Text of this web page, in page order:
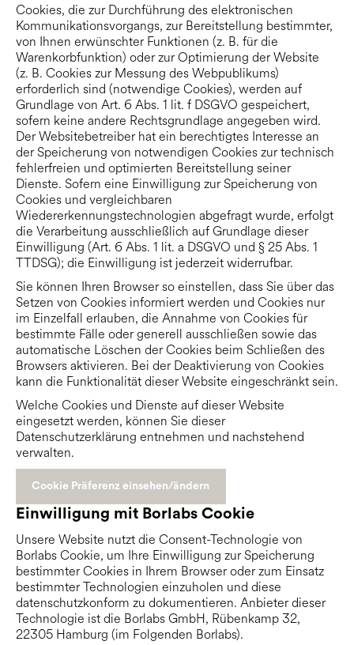
Cookies, die zur Durchführung des elektronischen
Kommunikationsvorgangs, zur Bereitstellung bestimmter,
von Ihnen erwünschter Funktionen (z. B. für die
Warenkorbfunktion) oder zur Optimierung der Website
(z. B. Cookies zur Messung des Webpublikums)
erforderlich sind (notwendige Cookies), werden auf
Grundlage von Art. 6 Abs. 1 lit. f DSGVO gespeichert,
sofern keine andere Rechtsgrundlage angegeben wird.
Der Websitebetreiber hat ein berechtigtes Interesse an
der Speicherung von notwendigen Cookies zur technisch
fehlerfreien und optimierten Bereitstellung seiner
Dienste. Sofern eine Einwilligung zur Speicherung von
Cookies und vergleichbaren
Wiedererkennungstechnologien abgefragt wurde, erfolgt
die Verarbeitung ausschließlich auf Grundlage dieser
Einwilligung (Art. 6 Abs. 1 lit. a DSGVO und § 25 Abs. 1
TTDSG); die Einwilligung ist jederzeit widerrufbar.
Sie können Ihren Browser so einstellen, dass Sie über das
Setzen von Cookies informiert werden und Cookies nur
im Einzelfall erlauben, die Annahme von Cookies für
bestimmte Fälle oder generell ausschließen sowie das
automatische Löschen der Cookies beim Schließen des
Browsers aktivieren. Bei der Deaktivierung von Cookies
kann die Funktionalität dieser Website eingeschränkt sein.
Welche Cookies und Dienste auf dieser Website
eingesetzt werden, können Sie dieser
Datenschutzerklärung entnehmen und nachstehend
verwalten.
Cookie Präferenz einsehen/ändern
Einwilligung mit Borlabs Cookie
Unsere Website nutzt die Consent-Technologie von
Borlabs Cookie, um Ihre Einwilligung zur Speicherung
bestimmter Cookies in Ihrem Browser oder zum Einsatz
bestimmter Technologien einzuholen und diese
datenschutzkonform zu dokumentieren. Anbieter dieser
Technologie ist die Borlabs GmbH, Rübenkamp 32,
22305 Hamburg (im Folgenden Borlabs).